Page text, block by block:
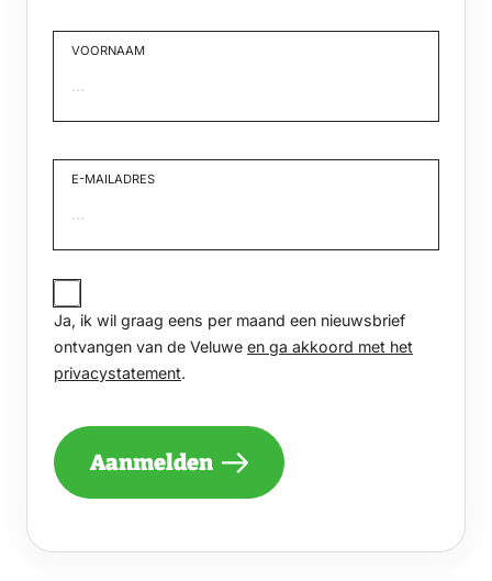
VOORNAAM
E-MAILADRES
JA,
IK
WIL
GRAAG
EENS
PER
EEN
ONTVANGEN
EN
Ja, ik wil graag eens per maand een nieuwsbrief
ontvangen van de Veluwe en ga akkoord met het
privacystatement.
Aanmelden